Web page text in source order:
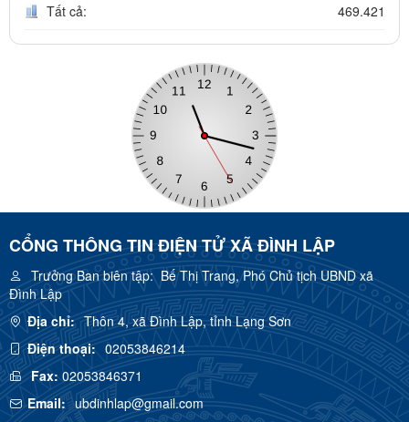
Tất cả: 469.421
CỔNG THÔNG TIN ĐIỆN TỬ XÃ ĐÌNH LẬP
Trưởng Ban biên tập:Bế Thị Trang, Phó Chủ tịch UBND xã
Đình Lập
Địa chỉ: Thôn 4, xã Đình Lập, tỉnh Lạng Sơn
Điện thoại: 02053846214
Fax:02053846371
Email: ubdinhlap@gmail.com